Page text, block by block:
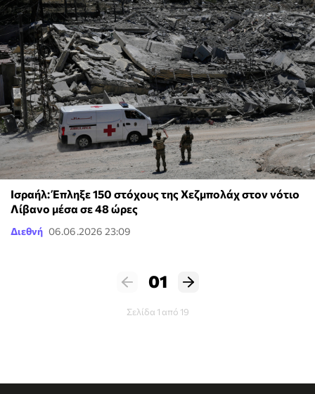
Ισραήλ: Έπληξε 150 στόχους της Χεζμπολάχ στον νότιο
Λίβανο μέσα σε 48 ώρες
Διεθνή 06.06.2026 23:09
01
Σελίδα 1 από 19